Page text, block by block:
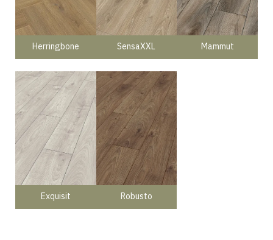
Herringbone SensaXXL Mammut
Exquisit Robusto